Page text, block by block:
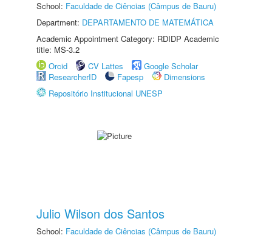
School: Faculdade de Ciências (Câmpus de Bauru)
Department: DEPARTAMENTO DE MATEMÁTICA
Academic Appointment Category: RDIDP Academic
title: MS-3.2
Orcid
CV Lattes
Google Scholar
ResearcherID
Fapesp
Dimensions
Repositório Institucional UNESP
Julio Wilson dos Santos
School: Faculdade de Ciências (Câmpus de Bauru)